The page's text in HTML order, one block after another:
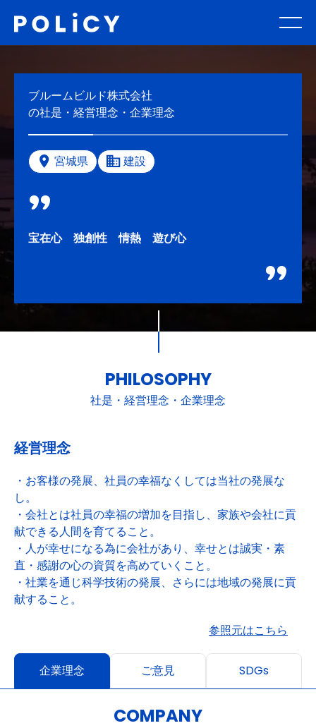
ブルームビルド株式会社
の社是・経営理念・企業理念
宮城県 建設
宝在心 独創性 情熱 遊び心
PHILOSOPHY
社是・経営理念・企業理念
経営理念
・お客様の発展、社員の幸福なくしては当社の発展な
し。
・会社とは社員の幸福の増加を目指し、家族や会社に貢
献できる人間を育てること。
・人が幸せになる為に会社があり、幸せとは誠実・素
直・感謝の心の資質を高めていくこと。
・社業を通じ科学技術の発展、さらには地域の発展に貢
献すること。
参照元はこちら
企業理念 ご意見 SDGs
COMPANY